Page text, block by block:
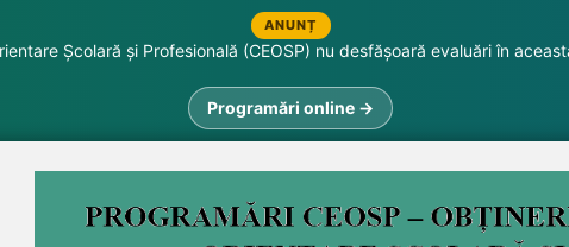
ANUNȚ
Școlară și Profesională (CEOSP) nu desfășoară evaluări în
Programări online →